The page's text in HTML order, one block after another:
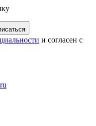
и согласен с